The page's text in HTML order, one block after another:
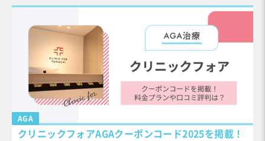
AGA
クリニックフォアAGAクーポンコード2025を掲載！